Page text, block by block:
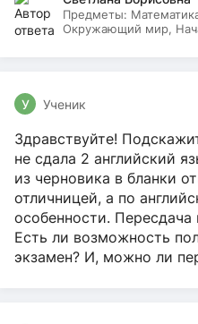
Предметы:
Окружающий мир,
У Ученик
Здравствуйте!
не сдала 2 английский
из черновика в бланки
отличницей, а по
особенности.
Есть ли возможность
экзамен? И, можно ли